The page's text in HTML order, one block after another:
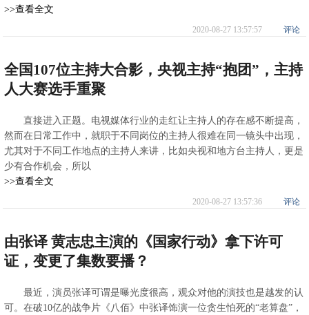
>>查看全文
2020-08-27 13:57:57 评论
全国107位主持大合影，央视主持“抱团”，主持
人大赛选手重聚
直接进入正题。电视媒体行业的走红让主持人的存在感不断提高，
然而在日常工作中，就职于不同岗位的主持人很难在同一镜头中出现，
尤其对于不同工作地点的主持人来讲，比如央视和地方台主持人，更是
少有合作机会，所以
>>查看全文
2020-08-27 13:57:36 评论
由张译 黄志忠主演的《国家行动》拿下许可
证，变更了集数要播？
最近，演员张译可谓是曝光度很高，观众对他的演技也是越发的认
可。在破10亿的战争片《八佰》中张译饰演一位贪生怕死的“老算盘”，